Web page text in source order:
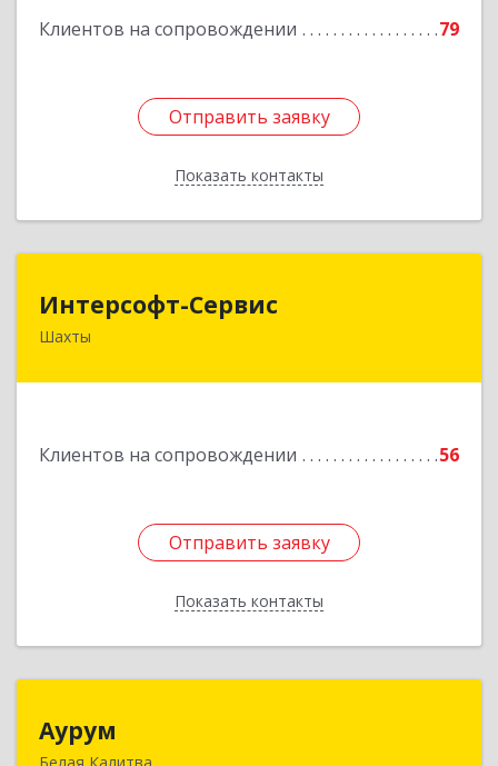
Клиентов на сопровождении 79
Отправить заявку
Показать контакты
Отправить заявку
Назад
Интерсофт-Сервис
Шахты
Клиентов на сопровождении 56
Отправить заявку
Показать контакты
346480, Ростовская обл, Шахты г, Советская ул,
Отправить заявку
Назад
Аурум
Белая Калитва